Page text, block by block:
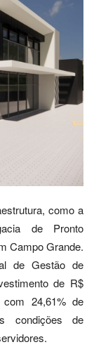
como a
de Pronto
Campo Grande.
de Gestão de
de R$
com 24,61% de
condições de